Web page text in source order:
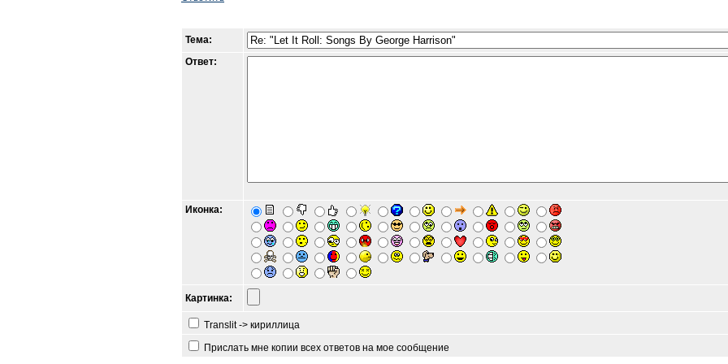
Тема:
Ответ:
Иконка:
Картинка:
Translit -> кириллица
Прислать мне копии всех ответов на мое сообщение